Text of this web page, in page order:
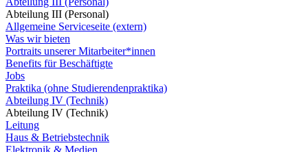
Abteilung III (Personal)
Allgemeine Serviceseite (extern)
Was wir bieten
Portraits unserer Mitarbeiter*innen
Benefits für Beschäftigte
Jobs
Praktika (ohne Studierendenpraktika)
Abteilung IV (Technik)
Abteilung IV (Technik)
Leitung
Haus & Betriebstechnik
Elektronik & Medien